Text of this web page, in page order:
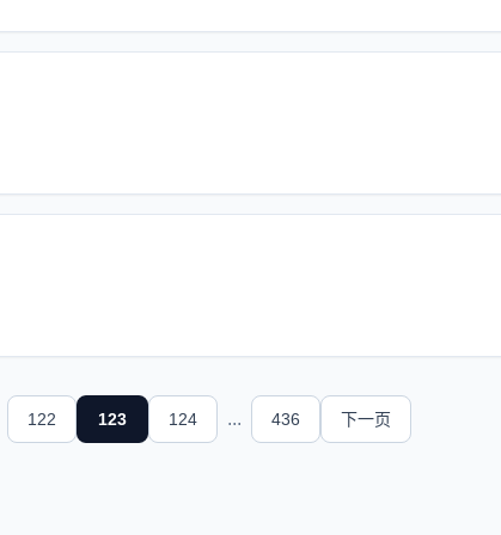
122 123 124 ... 436 下一页